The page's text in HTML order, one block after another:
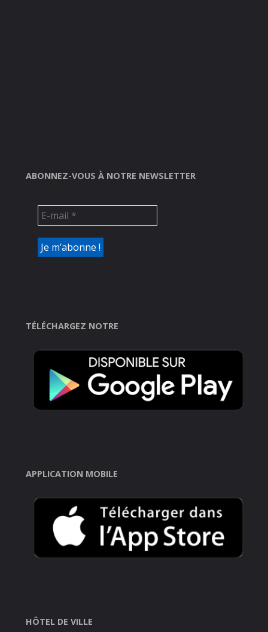
ABONNEZ-VOUS À NOTRE NEWSLETTER
TÉLÉCHARGEZ NOTRE
APPLICATION MOBILE
HÔTEL DE VILLE